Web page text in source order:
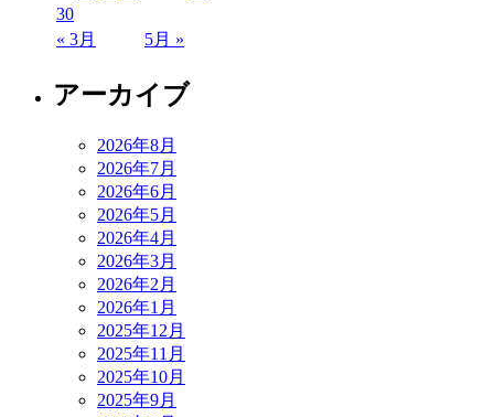
« 3月 5月 »
30
アーカイブ
2026年8月
2026年7月
2026年6月
2026年5月
2026年4月
2026年3月
2026年2月
2026年1月
2025年12月
2025年11月
2025年10月
2025年9月